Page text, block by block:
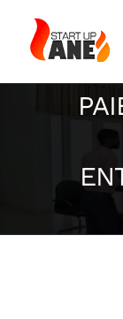
contenu